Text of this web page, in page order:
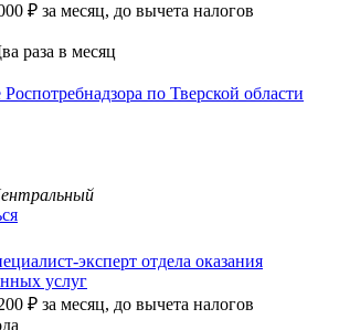
₽ за месяц, до вычета налогов
раза в месяц
по Тверской области
эксперт отдела оказания
услуг
₽ за месяц, до вычета налогов